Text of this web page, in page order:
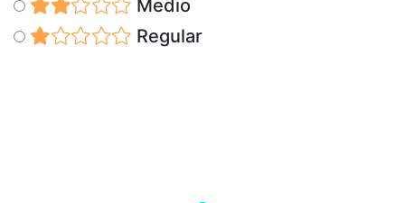
Medio
Regular